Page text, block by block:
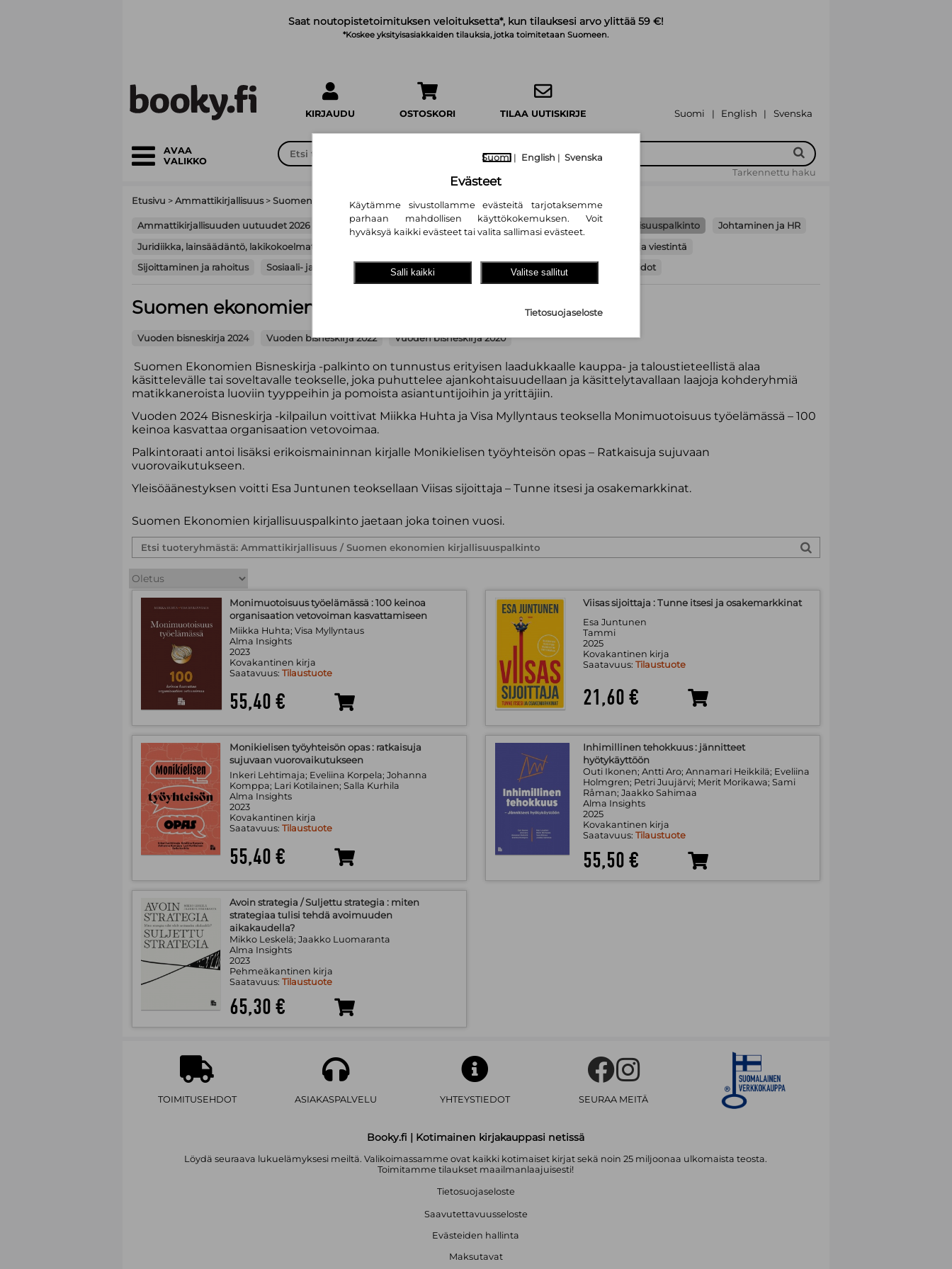
Saat noutopistetoimituksen veloituksetta*, kun tilauksesi arvo ylittää 59 €!
*Koskee yksityisasiakkaiden tilauksia, jotka toimitetaan Suomeen.
KIRJAUDU OSTOSKORI TILAA UUTISKIRJE Suomi | English | Svenska
AVAA
VALIKKO
Tarkennettu haku
Etusivu > Ammattikirjallisuus> Suomen ekonomien kirjallisuuspalkinto
Ammattikirjallisuuden uutuudet 2026 Ammattikirjallisuuden uutuudet 2025 Suomen ekonomien kirjallisuuspalkinto
Johtaminen ja HR
Juridiikka, lainsäädäntö, lakikokoelmat
Markkinointi ja viestintä
Sijoittaminen ja rahoitus
Sosiaali- ja terveysala Taloushallinto ja verotus Työhyvinvointi ja työelämätaidot
Suomen ekonomien kirjallisuuspalkinto
Vuoden bisneskirja 2024 Vuoden bisneskirja 2022 Vuoden bisneskirja 2020
Suomen Ekonomien Bisneskirja -palkinto on tunnustus erityisen laadukkaalle kauppa- ja taloustieteellistä alaa
käsittelevälle tai soveltavalle teokselle, joka puhuttelee ajankohtaisuudellaan ja käsittelytavallaan laajoja kohderyhmiä
matikkaneroista luoviin tyyppeihin ja pomoista asiantuntijoihin ja yrittäjiin.
Vuoden 2024 Bisneskirja -kilpailun voittivat Miikka Huhta ja Visa Myllyntaus teoksella Monimuotoisuus työelämässä – 100
keinoa kasvattaa organisaation vetovoimaa.
Palkintoraati antoi lisäksi erikoismaininnan kirjalle Monikielisen työyhteisön opas – Ratkaisuja sujuvaan
vuorovaikutukseen.
Yleisöäänestyksen voitti Esa Juntunen teoksellaan Viisas sijoittaja – Tunne itsesi ja osakemarkkinat.
Suomen Ekonomien kirjallisuuspalkinto jaetaan joka toinen vuosi.
Monimuotoisuus työelämässä : 100 keinoa
organisaation vetovoiman kasvattamiseen
Miikka Huhta; Visa Myllyntaus
Alma Insights
2023
Kovakantinen kirja
Saatavuus:Tilaustuote
55,40 €
Viisas sijoittaja : Tunne itsesi ja osakemarkkinat
Esa Juntunen
Tammi
2025
Kovakantinen kirja
Saatavuus:Tilaustuote
21,60 €
Monikielisen työyhteisön opas : ratkaisuja
sujuvaan vuorovaikutukseen
Inkeri Lehtimaja; Eveliina Korpela; Johanna
Komppa; Lari Kotilainen; Salla Kurhila
Alma Insights
2023
Kovakantinen kirja
Saatavuus:Tilaustuote
55,40 €
Inhimillinen tehokkuus : jännitteet
hyötykäyttöön
Outi Ikonen; Antti Aro; Annamari Heikkilä; Eveliina
Holmgren; Petri Juujärvi; Merit Morikawa; Sami
Råman; Jaakko Sahimaa
Alma Insights
2025
Kovakantinen kirja
Saatavuus:Tilaustuote
55,50 €
Avoin strategia / Suljettu strategia : miten
strategiaa tulisi tehdä avoimuuden
aikakaudella?
Mikko Leskelä; Jaakko Luomaranta
Alma Insights
2023
Pehmeäkantinen kirja
Saatavuus:Tilaustuote
65,30 €
TOIMITUSEHDOT ASIAKASPALVELU YHTEYSTIEDOT SEURAA MEITÄ
Booky.fi | Kotimainen kirjakauppasi netissä
Löydä seuraava lukuelämyksesi meiltä. Valikoimassamme ovat kaikki kotimaiset kirjat sekä noin 25 miljoonaa ulkomaista teosta.
Toimitamme tilaukset maailmanlaajuisesti!
Tietosuojaseloste
Saavutettavuusseloste
Evästeiden hallinta
Maksutavat
Suomi | English | Svenska
Evästeet
Käytämme sivustollamme evästeitä tarjotaksemme
parhaan mahdollisen käyttökokemuksen. Voit
hyväksyä kaikki evästeet tai valita sallimasi evästeet.
Salli kaikki Valitse sallitut
Tietosuojaseloste